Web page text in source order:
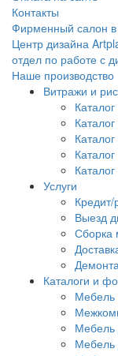
Контакты
Фирменный салон
Центр дизайна
отдел по работе с
Наше производство
Витражи и
Услуги
Кредит/
Выезд
Сборка
Каталоги и
Мебель
Мебель
Мебель